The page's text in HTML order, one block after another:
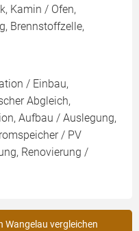
Kamin / Ofen,
Brennstoffzelle,
/ Einbau,
Abgleich,
Aufbau / Auslegung,
/ PV
Renovierung /
Wangelau vergleichen